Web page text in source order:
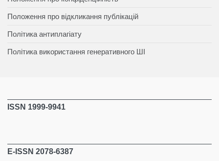
Положення про відкликання публікацій
Політика антиплагіату
Політика використання генеративного ШІ
ISSN 1999-9941
E-ISSN 2078-6387